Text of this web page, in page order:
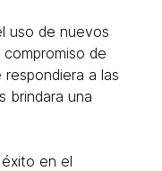
uso de nuevos
de
a las
brindara una
en el